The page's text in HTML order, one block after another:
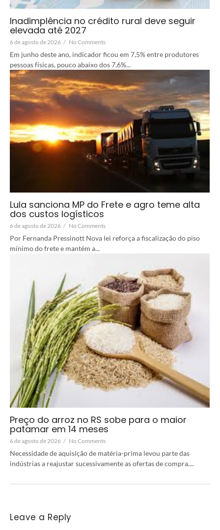
Inadimplência no crédito rural deve seguir
elevada até 2027
6 de agosto de 2026 / No Comments
Em junho deste ano, indicador ficou em 7,5% entre produtores
pessoas físicas, pouco abaixo dos 7,6%...
Lula sanciona MP do Frete e agro teme alta
dos custos logísticos
6 de agosto de 2026 / No Comments
Por Fernanda Pressinott Nova lei reforça a fiscalização do piso
mínimo do frete e mantém a...
Preço do arroz no RS sobe para o maior
patamar em 14 meses
6 de agosto de 2026 / No Comments
Necessidade de aquisição de matéria-prima levou parte das
indústrias a reajustar sucessivamente as ofertas de compra....
Leave a Reply